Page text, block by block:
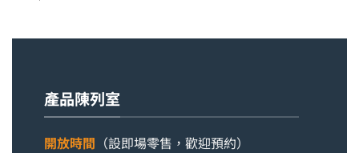
產品陳列室
開放時間 （設即場零售，歡迎預約）